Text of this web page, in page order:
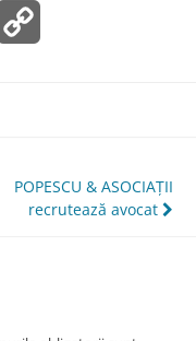
Email
POPESCU & ASOCIAȚII
recrutează avocat